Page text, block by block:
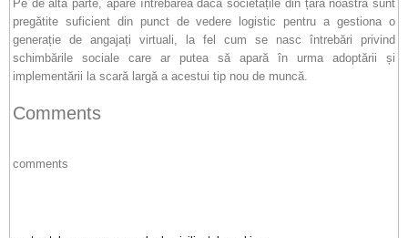
Pe de altă parte, apare întrebarea dacă societățile din țara noastră sunt
pregătite suficient din punct de vedere logistic pentru a gestiona o
generație de angajați virtuali, la fel cum se nasc întrebări privind
schimbările sociale care ar putea să apară în urma adoptării și
implementării la scară largă a acestui tip nou de muncă.
Comments
comments